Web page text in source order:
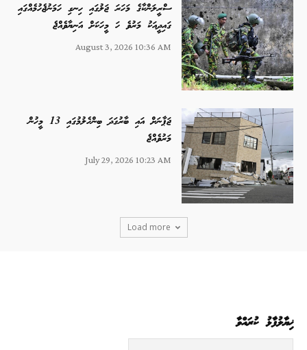
ސްރީލަންކާގެ މަހަރަ ޖަލުގައި ހިނގި ހަމަނުޖެހުމެއްގައި
ގައިދީއަކު މަރުވެ ހަ މީހަކަށް އަނިޔާވެއްޖެ
August 3, 2026 10:36 AM
ޖަޕާނަށް އައި ބާރުގަދަ ބިންހެލުމުގައި 13 މީހުން
މަރުވެއްޖެ
July 29, 2026 10:23 AM
Load more
ޚިޔާލުފާޅު ކުރައްވާ